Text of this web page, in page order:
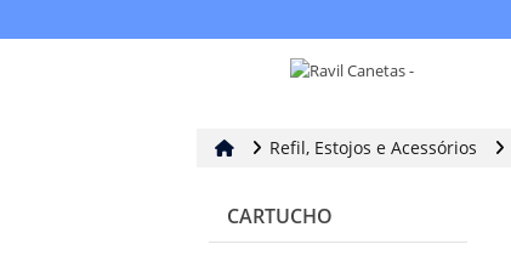
Refil, Estojos e Acessórios
CARTUCHO